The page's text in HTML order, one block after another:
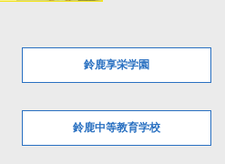
鈴鹿享栄学園
鈴鹿中等教育学校